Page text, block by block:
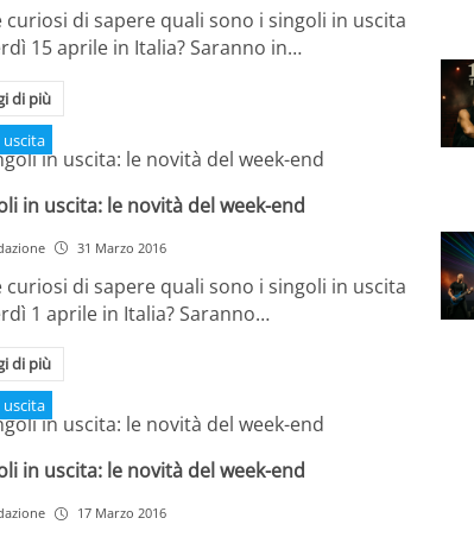
curiosi di sapere quali sono i singoli in uscita
15 aprile in Italia? Saranno in…
di più
uscita
in uscita: le novità del week-end
31 Marzo 2016
curiosi di sapere quali sono i singoli in uscita
1 aprile in Italia? Saranno…
di più
uscita
in uscita: le novità del week-end
17 Marzo 2016